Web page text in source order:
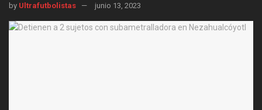
by Ultrafutbolistas junio 13, 2023